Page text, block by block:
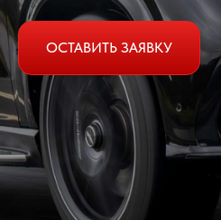
ОСТАВИТЬ ЗАЯВКУ